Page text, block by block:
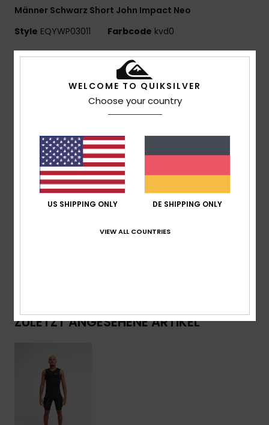
Männer Schwarz Short John Impact Neo
Style EQYWP03011 Farbcode kvd0
Funktionen
Kollektion:HIGHLINE PRO IMPACT
Schaumstoff: STRETCH FLIGHT ECO NEOPREN auf
Kleberdetails:Wasserbasierter Aqua Alpha-Kleber
für eine umweltfreundlichere Laminierung
Zusammensetzung[Hauptstoff] 83 % Nylon, 17 % Elastan
Versand & Rückversand
ZULETZT ANGESEHENE ARTIKEL
WELCOME TO QUIKSILVER
Choose your country
US SHIPPING ONLY DE SHIPPING ONLY
VIEW ALL COUNTRIES